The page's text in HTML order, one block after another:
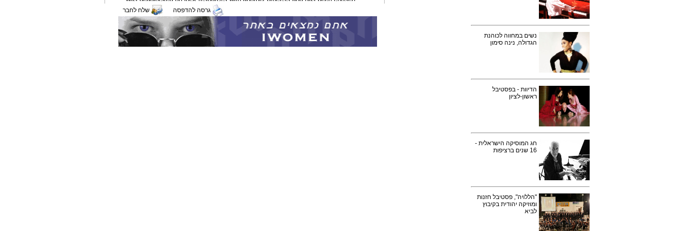
נשים במחווה לכוהנת
הגדולה, נינה סימון
הדיוות - בפסטיבל
ראשון-לציון
חג המוסיקה הישראלית -
16 שנים ברציפות
"הללויה", פסטיבל חזנות
ומוזיקה יהודית בקיבוץ
לביא
גרסה להדפסה שלח לחבר